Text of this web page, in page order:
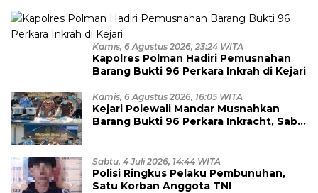
Kamis, 6 Agustus 2026, 23:24 WITA
Kapolres Polman Hadiri Pemusnahan
Barang Bukti 96 Perkara Inkrah di Kejari
Kamis, 6 Agustus 2026, 16:05 WITA
Kejari Polewali Mandar Musnahkan
Barang Bukti 96 Perkara Inkracht, Sabu
Sabtu, 4 Juli 2026, 14:44 WITA
Polisi Ringkus Pelaku Pembunuhan,
Satu Korban Anggota TNI